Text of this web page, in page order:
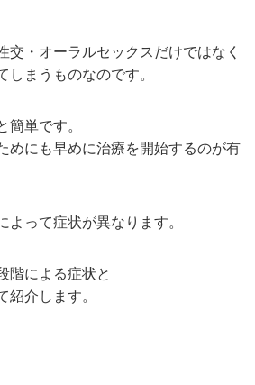
交・オーラルセックスだけではなく
まうものなのです。
単です。
めにも早めに治療を開始するのが有
って症状が異なります。
階による症状と
介します。